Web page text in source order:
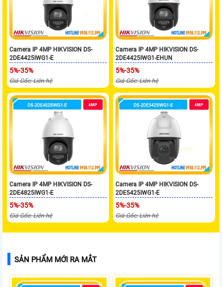
Camera IP 4MP HIKVISION DS-
2DE4425IWG1-E
5%-35%
Giá Gốc: Liên hệ
Camera IP 4MP HIKVISION DS-
2DE4425IWG1-EHUN
5%-35%
Giá Gốc: Liên hệ
Camera IP 4MP HIKVISION DS-
2DE4825IWG1-E
5%-35%
Giá Gốc: Liên hệ
Camera IP 4MP HIKVISION DS-
2DE5425IWG1-E
5%-35%
Giá Gốc: Liên hệ
SẢN PHẨM MỚI RA MẮT